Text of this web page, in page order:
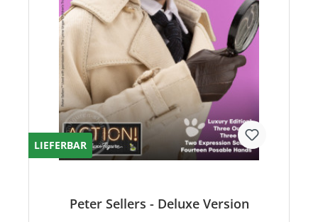
LIEFERBAR
Peter Sellers - Deluxe Version